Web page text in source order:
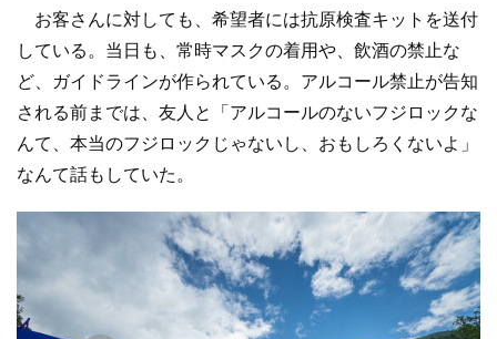
お客さんに対しても、希望者には抗原検査キットを送付
している。当日も、常時マスクの着用や、飲酒の禁止な
ど、ガイドラインが作られている。アルコール禁止が告知
される前までは、友人と「アルコールのないフジロックな
んて、本当のフジロックじゃないし、おもしろくないよ」
なんて話もしていた。